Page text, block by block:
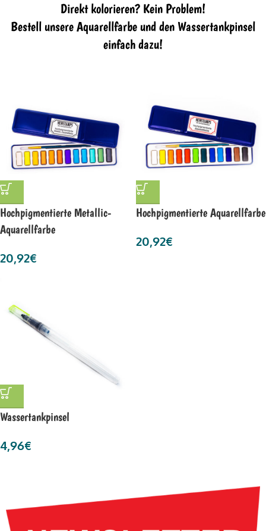
Direkt kolorieren? Kein Problem!
Bestell unsere Aquarellfarbe und den Wassertankpinsel
einfach dazu!
Hochpigmentierte Metallic-
Aquarellfarbe
20,92€
Hochpigmentierte Aquarellfarbe
20,92€
Wassertankpinsel
4,96€